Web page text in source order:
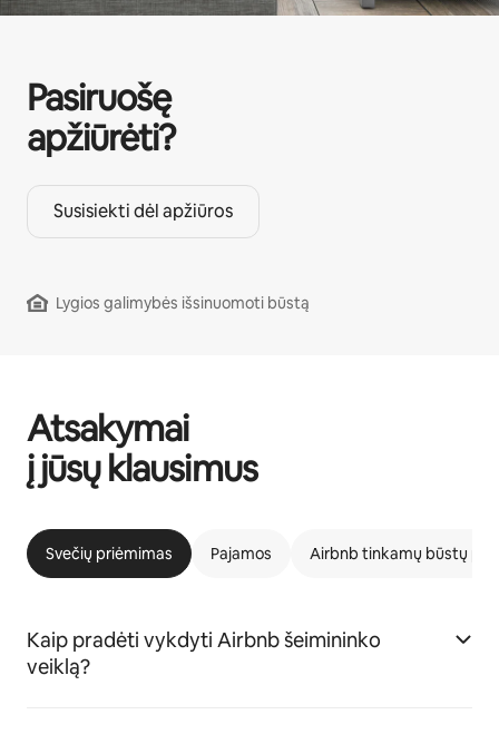
Pasiruošę
apžiūrėti?
Susisiekti dėl apžiūros
Lygios galimybės išsinuomoti būstą
Atsakymai
į jūsų klausimus
Svečių priėmimas Pajamos Airbnb tinkamų būstų
Kaip pradėti vykdyti Airbnb šeimininko
veiklą?